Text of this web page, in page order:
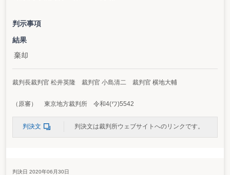
判示事項
結果
棄却
裁判長裁判官 松井英隆 裁判官 小島清二 裁判官 横地大輔
（原審） 東京地方裁判所 令和4(ワ)5542
判決文 判決文は裁判所ウェブサイトへのリンクです。
判決日 2020年06月30日